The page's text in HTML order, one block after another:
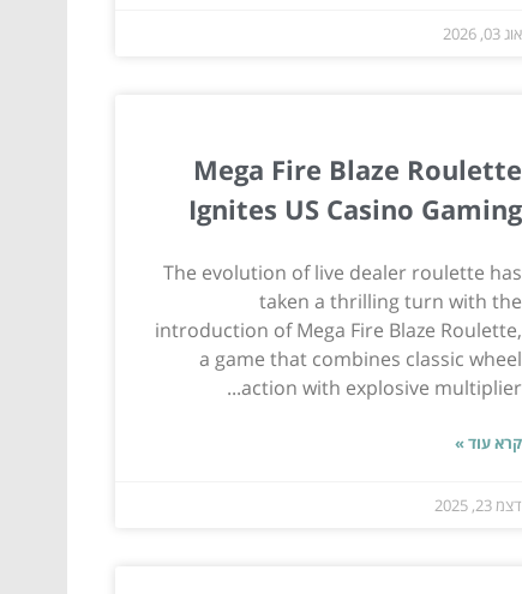
אוג 03, 2026
Mega Fire Blaze Roulette
Ignites US Casino Gaming
The evolution of live dealer roulette has
taken a thrilling turn with the
introduction of Mega Fire Blaze Roulette,
a game that combines classic wheel
action with explosive multiplier...
קרא עוד »
דצמ 23, 2025